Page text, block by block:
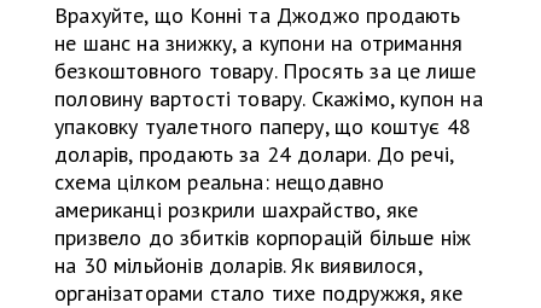
Врахуйте, що Конні та Джоджо продають
не шанс на знижку, а купони на отримання
безкоштовного товару. Просять за це лише
половину вартості товару. Скажімо, купон на
упаковку туалетного паперу, що коштує 48
доларів, продають за 24 долари. До речі,
схема цілком реальна: нещодавно
американці розкрили шахрайство, яке
призвело до збитків корпорацій більше ніж
на 30 мільйонів доларів. Як виявилося,
організаторами стало тихе подружжя, яке